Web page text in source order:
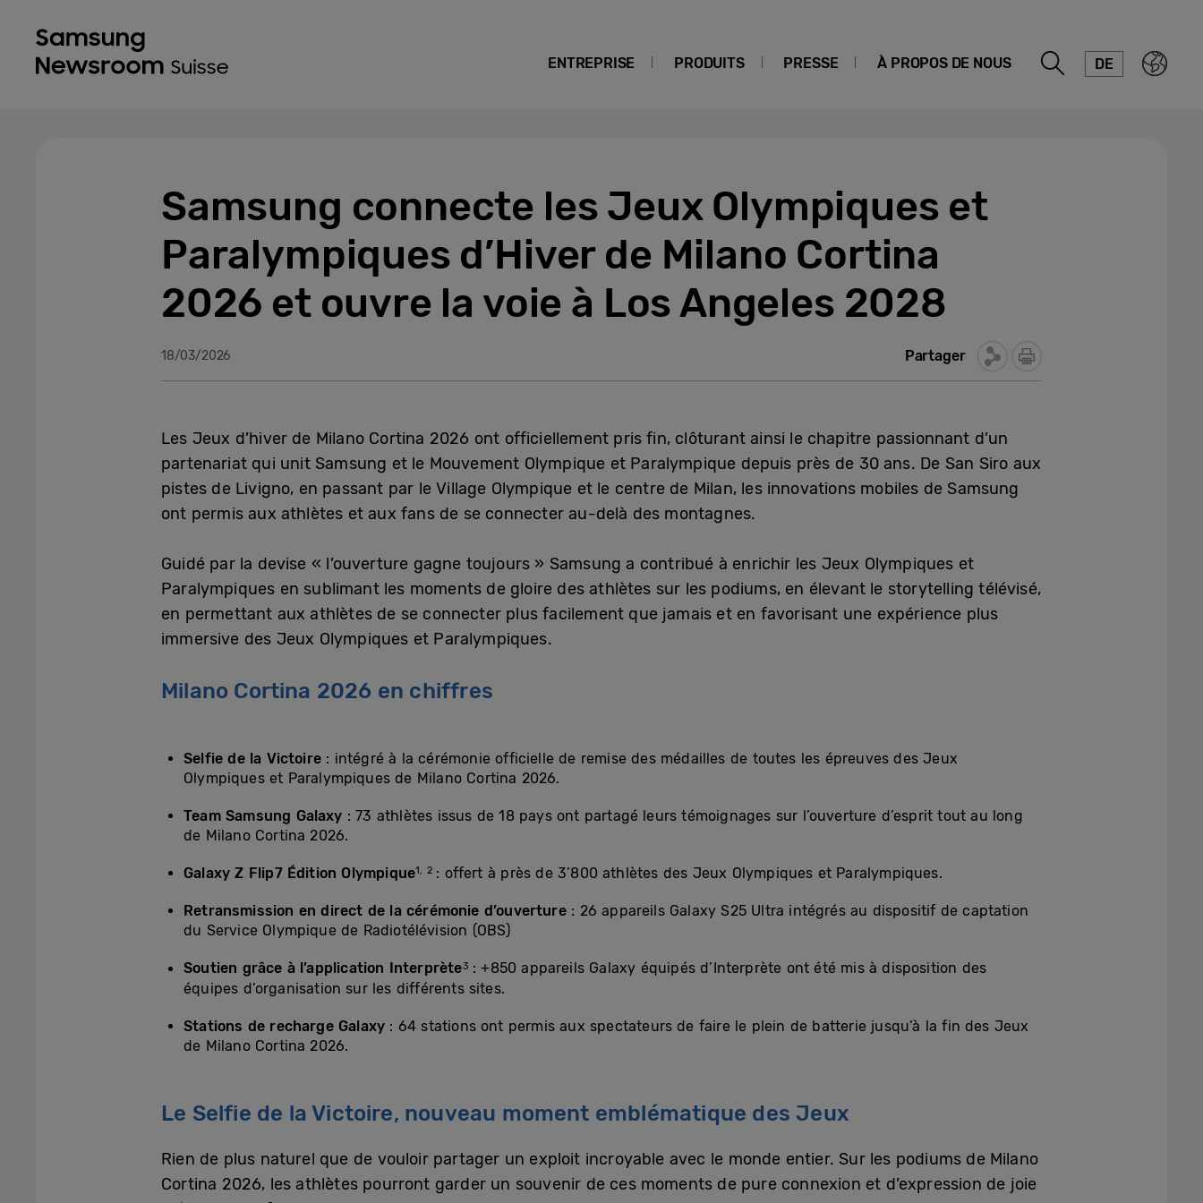
ENTREPRISE PRODUITS PRESSE À PROPOS DE NOUS DE
Samsung connecte les Jeux Olympiques et
Paralympiques d’Hiver de Milano Cortina
2026 et ouvre la voie à Los Angeles 2028
18/03/2026 Partager
Les Jeux d’hiver de Milano Cortina 2026 ont officiellement pris fin, clôturant ainsi le chapitre passionnant d’un
partenariat qui unit Samsung et le Mouvement Olympique et Paralympique depuis près de 30 ans. De San Siro aux
pistes de Livigno, en passant par le Village Olympique et le centre de Milan, les innovations mobiles de Samsung
ont permis aux athlètes et aux fans de se connecter au-delà des montagnes.
Guidé par la devise « l’ouverture gagne toujours » Samsung a contribué à enrichir les Jeux Olympiques et
Paralympiques en sublimant les moments de gloire des athlètes sur les podiums, en élevant le storytelling télévisé,
en permettant aux athlètes de se connecter plus facilement que jamais et en favorisant une expérience plus
immersive des Jeux Olympiques et Paralympiques.
Milano Cortina 2026 en chiffres
Selfie de la Victoire : intégré à la cérémonie officielle de remise des médailles de toutes les épreuves des Jeux
Olympiques et Paralympiques de Milano Cortina 2026.
Team Samsung Galaxy : 73 athlètes issus de 18 pays ont partagé leurs témoignages sur l’ouverture d’esprit tout au long
de Milano Cortina 2026.
Galaxy Z Flip7 Édition Olympique1, 2 : offert à près de 3’800 athlètes des Jeux Olympiques et Paralympiques.
Retransmission en direct de la cérémonie d’ouverture : 26 appareils Galaxy S25 Ultra intégrés au dispositif de captation
du Service Olympique de Radiotélévision (OBS)
Soutien grâce à l’application Interprète3 : +850 appareils Galaxy équipés d’Interprète ont été mis à disposition des
équipes d’organisation sur les différents sites.
Stations de recharge Galaxy : 64 stations ont permis aux spectateurs de faire le plein de batterie jusqu’à la fin des Jeux
de Milano Cortina 2026.
Le Selfie de la Victoire, nouveau moment emblématique des Jeux
Rien de plus naturel que de vouloir partager un exploit incroyable avec le monde entier. Sur les podiums de Milano
Cortina 2026, les athlètes pourront garder un souvenir de ces moments de pure connexion et d’expression de joie